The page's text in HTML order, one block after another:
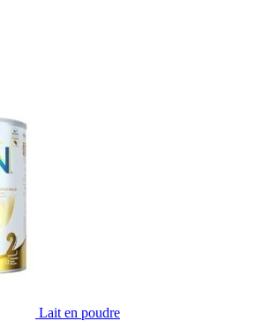
Lait en poudre